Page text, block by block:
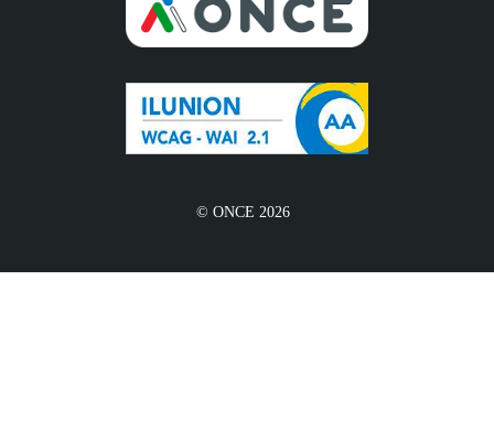
© ONCE 2026